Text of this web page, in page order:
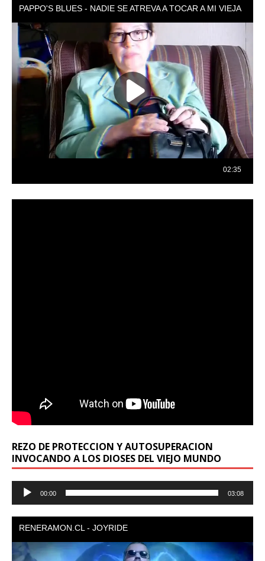
REZO DE PROTECCION Y AUTOSUPERACION
INVOCANDO A LOS DIOSES DEL VIEJO MUNDO
Reproductor
00:00 03:08